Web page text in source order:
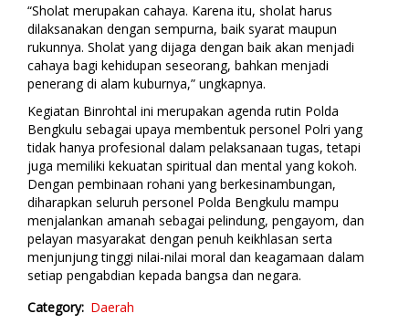
“Sholat merupakan cahaya. Karena itu, sholat harus
dilaksanakan dengan sempurna, baik syarat maupun
rukunnya. Sholat yang dijaga dengan baik akan menjadi
cahaya bagi kehidupan seseorang, bahkan menjadi
penerang di alam kuburnya,” ungkapnya.
Kegiatan Binrohtal ini merupakan agenda rutin Polda
Bengkulu sebagai upaya membentuk personel Polri yang
tidak hanya profesional dalam pelaksanaan tugas, tetapi
juga memiliki kekuatan spiritual dan mental yang kokoh.
Dengan pembinaan rohani yang berkesinambungan,
diharapkan seluruh personel Polda Bengkulu mampu
menjalankan amanah sebagai pelindung, pengayom, dan
pelayan masyarakat dengan penuh keikhlasan serta
menjunjung tinggi nilai-nilai moral dan keagamaan dalam
setiap pengabdian kepada bangsa dan negara.
Category Daerah